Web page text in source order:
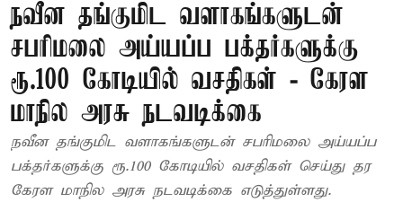
நவீன தங்குமிட வளாகங்களுடன்
சபரிமலை அய்யப்ப பக்தர்களுக்கு
ரூ.100 கோடியில் வசதிகள் - கேரள
மாநில அரசு நடவடிக்கை
நவீன தங்குமிட வளாகங்களுடன் சபரிமலை அய்யப்ப
பக்தர்களுக்கு ரூ.100 கோடியில் வசதிகள் செய்து தர
கேரள மாநில அரசு நடவடிக்கை எடுத்துள்ளது.